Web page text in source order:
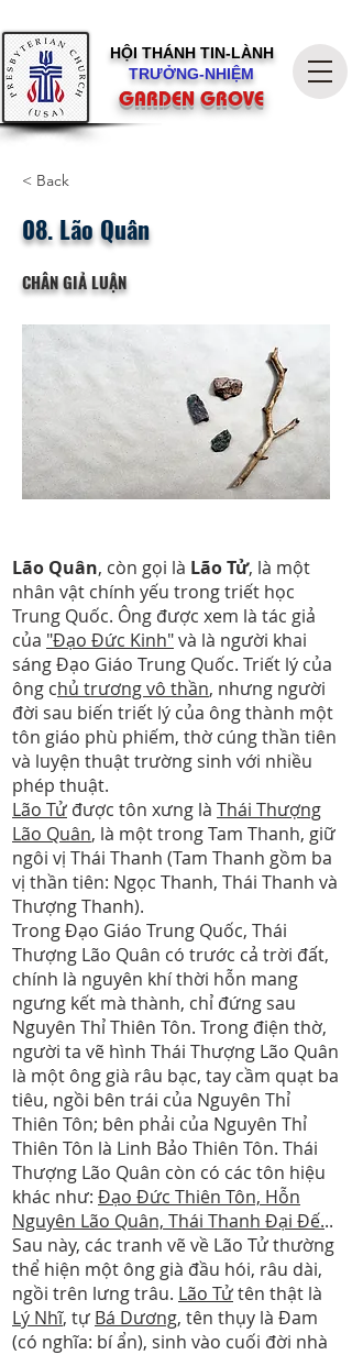
HỘI THÁNH TIN-LÀNH
TRƯỞNG-NHIỆM
GARDEN GROVE
< Back
08. Lão Quân
CHÂN GIẢ LUẬN
Lão Quân, còn gọi là Lão Tử, là một
nhân vật chính yếu trong triết học
Trung Quốc. Ông được xem là tác giả
của "Đạo Đức Kinh"và là người khai
sáng Đạo Giáo Trung Quốc. Triết lý của
ông chủ trương vô thần, nhưng người
đời sau biến triết lý của ông thành một
tôn giáo phù phiếm, thờ cúng thần tiên
và luyện thuật trường sinh với nhiều
phép thuật.
Lão Tử được tôn xưng là Thái Thượng
Lão Quân, là một trong Tam Thanh, giữ
ngôi vị Thái Thanh (Tam Thanh gồm ba
vị thần tiên: Ngọc Thanh, Thái Thanh và
Thượng Thanh).
Trong Đạo Giáo Trung Quốc, Thái
Thượng Lão Quân có trước cả trời đất,
chính là nguyên khí thời hỗn mang
ngưng kết mà thành, chỉ đứng sau
Nguyên Thỉ Thiên Tôn. Trong điện thờ,
người ta vẽ hình Thái Thượng Lão Quân
là một ông già râu bạc, tay cầm quạt ba
tiêu, ngồi bên trái của Nguyên Thỉ
Thiên Tôn; bên phải của Nguyên Thỉ
Thiên Tôn là Linh Bảo Thiên Tôn. Thái
Thượng Lão Quân còn có các tôn hiệu
khác như: Đạo Đức Thiên Tôn, Hỗn
Nguyên Lão Quân, Thái Thanh Đại Đế...
Sau này, các tranh vẽ về Lão Tử thường
thể hiện một ông già đầu hói, râu dài,
ngồi trên lưng trâu. Lão Tửtên thật là
Lý Nhĩ, tự Bá Dương, tên thụy là Đam
(có nghĩa: bí ẩn), sinh vào cuối đời nhà